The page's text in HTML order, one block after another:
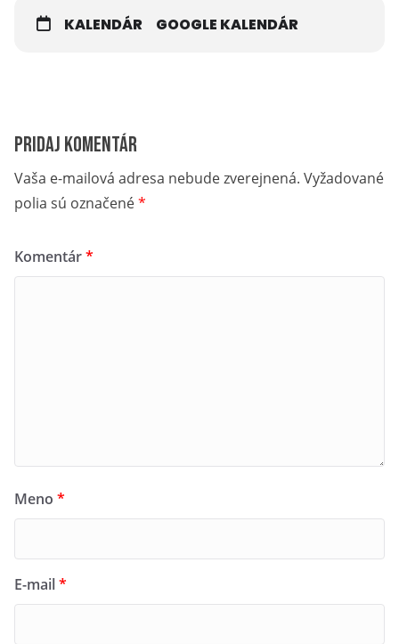
KALENDÁR GOOGLE KALENDÁR
Pridaj komentár
Vaša e-mailová adresa nebude zverejnená. Vyžadované
polia sú označené*
Komentár*
Meno *
E-mail*